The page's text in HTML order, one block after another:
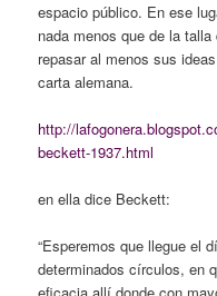
espacio público. En ese
nada menos que de la
repasar al menos sus
carta alemana.
http://
beckett-1937.html
en ella dice Beckett:
“Esperemos que llegue el
determinados círculos, en